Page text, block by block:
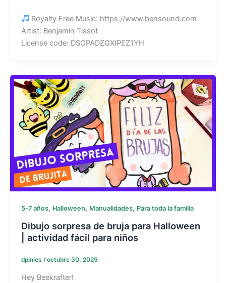
Royalty Free Music: https://www.bensound.com
Artist: Benjamin Tissot
License code: DSOPADZGXIPEZ1YH
5-7 años, Halloween, Manualidades, Para toda la familia
Dibujo sorpresa de bruja para Halloween
| actividad fácil para niños
dpinies /octubre 30, 2025
Hey Beekrafter!